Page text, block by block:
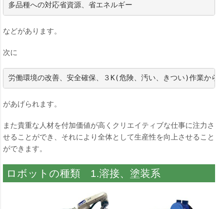
多品種への対応省資源、省エネルギー
などがあります。
次に
労働環境の改善、安全確保、３K(危険、汚い、きつい)作業か
があげられます。
また貴重な人材を付加価値が高くクリエイティブな仕事に注力さ
せることができ、それにより全体として生産性を向上させること
ができます。
ロボットの種類 1.溶接、塗装系